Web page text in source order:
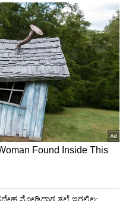
ಬಿಟ್ಟಿದೆ. ಟ್ರಾವೆಲ್​ ಏಜೆನ್ಸಿ
ಆಕ್ರೋಶ